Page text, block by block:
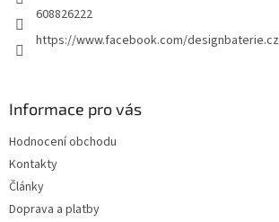
608826222
https://www.facebook.com/designbaterie.cz
Informace pro vás
Hodnocení obchodu
Kontakty
Články
Doprava a platby